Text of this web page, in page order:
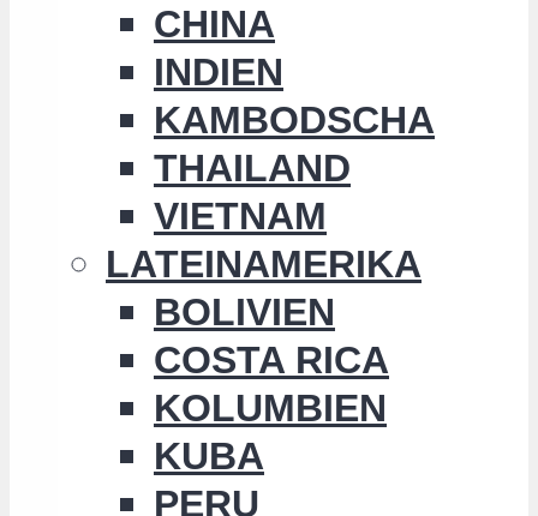
CHINA
INDIEN
KAMBODSCHA
THAILAND
VIETNAM
LATEINAMERIKA
BOLIVIEN
COSTA RICA
KOLUMBIEN
KUBA
PERU